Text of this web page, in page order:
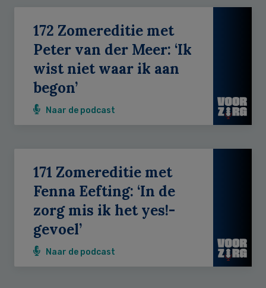
172 Zomereditie met
Peter van der Meer: ‘Ik
wist niet waar ik aan
begon’
Naar de podcast
171 Zomereditie met
Fenna Eefting: ‘In de
zorg mis ik het yes!-
gevoel’
Naar de podcast